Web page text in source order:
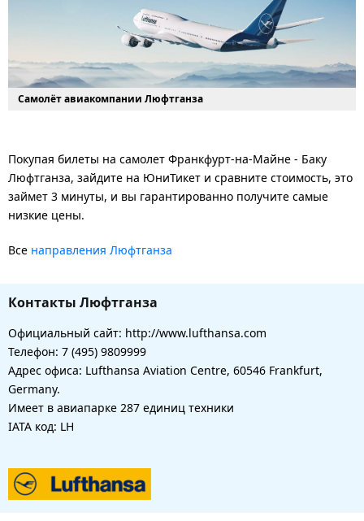
Самолёт авиакомпании Люфтганза
Покупая билеты на самолет Франкфурт-на-Майне - Баку
Люфтганза, зайдите на ЮниТикет и сравните стоимость, это
займет 3 минуты, и вы гарантированно получите самые
низкие цены.
Все направления Люфтганза
Контакты Люфтганза
Официальный сайт: http://www.lufthansa.com
Телефон: 7 (495) 9809999
Адрес офиса: Lufthansa Aviation Centre, 60546 Frankfurt,
Germany.
Имеет в авиапарке 287 единиц техники
IATA код: LH